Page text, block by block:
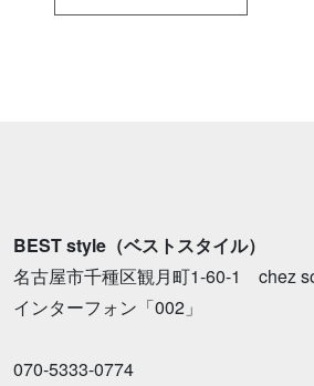
BEST style（ベストスタイル）
名古屋市千種区観月町1-60-1 chez
インターフォン「002」
070-5333-0774